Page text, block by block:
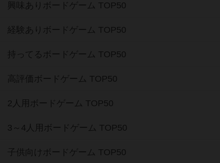
興味ありボードゲーム TOP50
経験ありボードゲーム TOP50
持ってるボードゲーム TOP50
高評価ボードゲーム TOP50
2人用ボードゲーム TOP50
3～4人用ボードゲーム TOP50
子供向けボードゲーム TOP50